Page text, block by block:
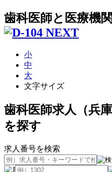
歯科医師と医療機
小
中
大
文字サイズ
歯科医師求人（兵
を探す
求人番号を検索